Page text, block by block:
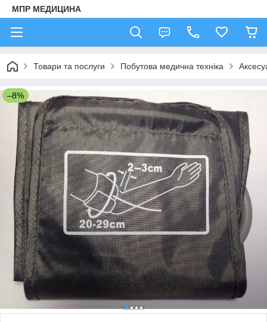
МПР МЕДИЦИНА
Товари та послуги Побутова медична техніка
–8%